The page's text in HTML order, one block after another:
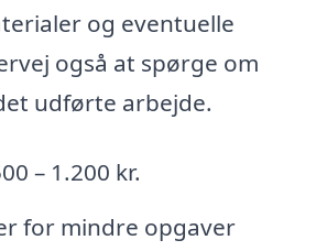
og eventuelle
også at spørge om
udførte arbejde.
– 1.200 kr.
for mindre opgaver